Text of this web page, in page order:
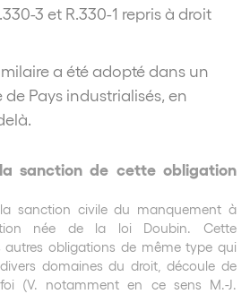
3 et R.330-1 repris à droit
a été adopté dans un
Pays industrialisés, en
la sanction de cette obligation
sanction civile du manquement à
née de la loi Doubin. Cette
obligations de même type qui
domaines du droit, découle de
(V. notamment en ce sens M.-J.